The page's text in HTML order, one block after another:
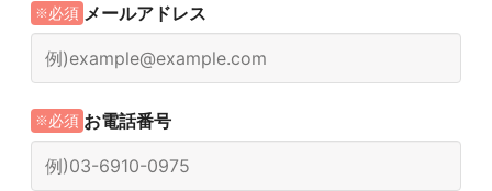
必須 メールアドレス
必須 お電話番号